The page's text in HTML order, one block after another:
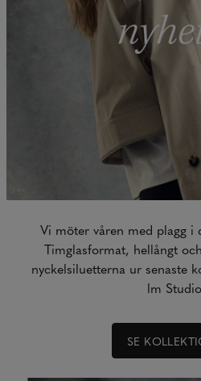
Vi möter våren med plagg i
Timglasformat, hellångt
nyckelsiluetterna ur senaste
lm
SE